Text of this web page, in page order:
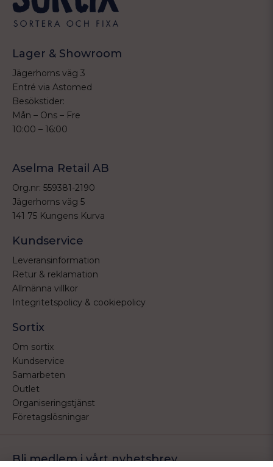
Lager & Showroom
Jägerhorns väg 3
Entré via Astomed
Besökstider:
Mån – Ons – Fre
10:00 – 16:00
Aselma Retail AB
Org.nr: 559381-2190
Jägerhorns väg 5
141 75 Kungens Kurva
Kundservice
Leveransinformation
Retur & reklamation
Allmänna villkor
Integritetspolicy & cookiepolicy
Sortix
Om sortix
Kundservice
Samarbeten
Outlet
Organiseringstjänst
Företagslösningar
Bli medlem i vårt nyhetsbrev